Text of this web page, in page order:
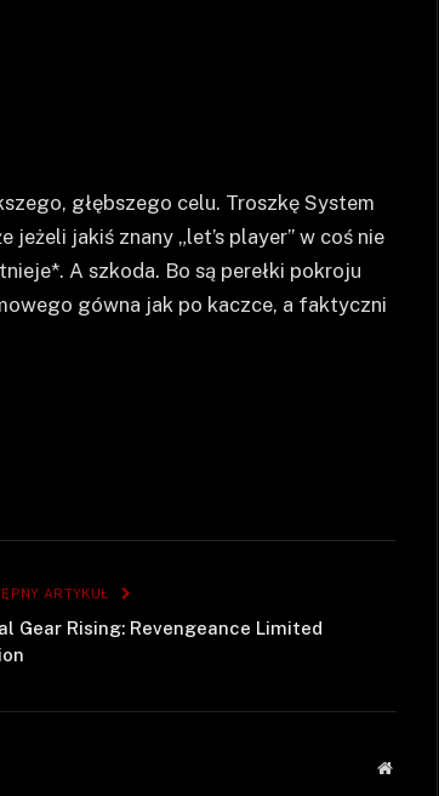
głębszego celu. Troszkę System
jakiś znany „let’s player” w coś nie
A szkoda. Bo są perełki pokroju
gówna jak po kaczce, a faktyczni
ARTYKUŁ
Gear Rising: Revengeance Limited
Strona